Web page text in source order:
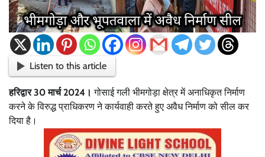
Listen to this article
हरिद्वार 30 मार्च‌ 2024। गोसाई गली भीमगोड़ा क्षेत्र में अनाधिकृत निर्माण
करने के विरुद्ध प्राधिकरण ने कार्यवाही करते हुए अवैध निर्माण को सील कर
दिया है।